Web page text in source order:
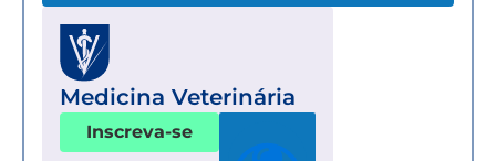
Medicina Veterinária
Inscreva-se